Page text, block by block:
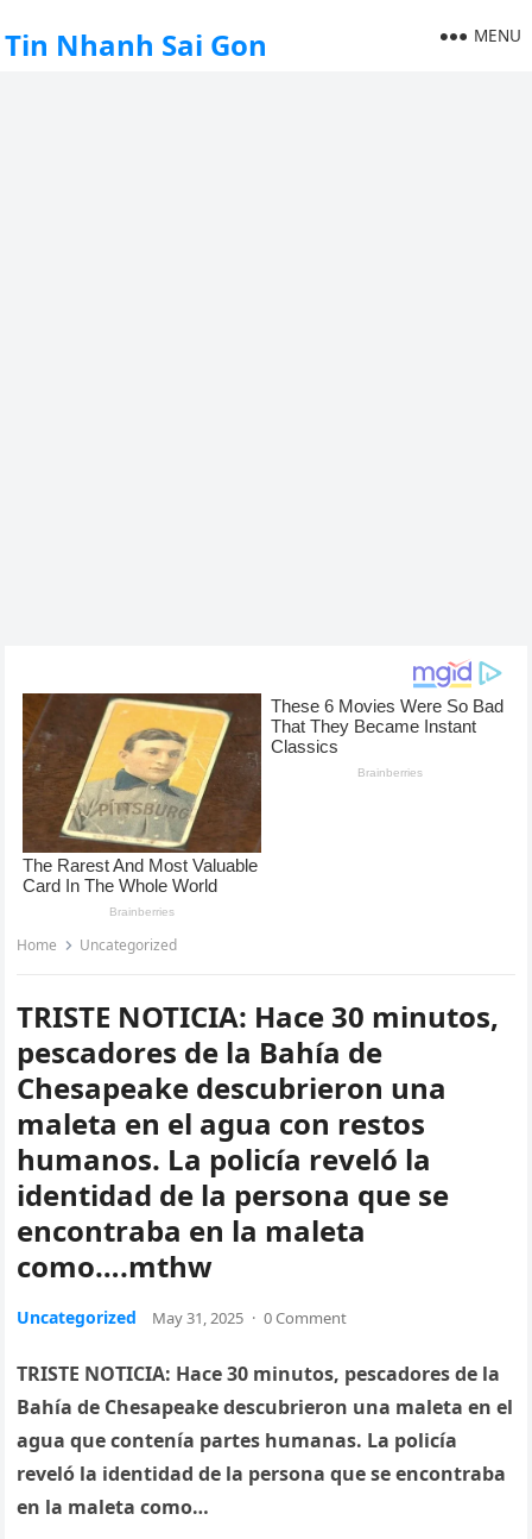
Tin Nhanh Sai Gon MENU
Home Uncategorized
TRISTE NOTICIA: Hace 30 minutos,
pescadores de la Bahía de
Chesapeake descubrieron una
maleta en el agua con restos
humanos. La policía reveló la
identidad de la persona que se
encontraba en la maleta
como….mthw
Uncategorized May 31, 2025 · 0 Comment
TRISTE NOTICIA: Hace 30 minutos, pescadores de la
Bahía de Chesapeake descubrieron una maleta en el
agua que contenía partes humanas. La policía
reveló la identidad de la persona que se encontraba
en la maleta como…